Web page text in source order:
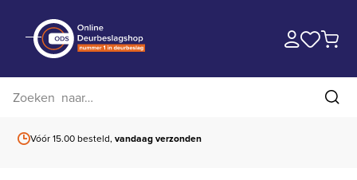
Vóór 15.00 besteld,vandaag verzonden